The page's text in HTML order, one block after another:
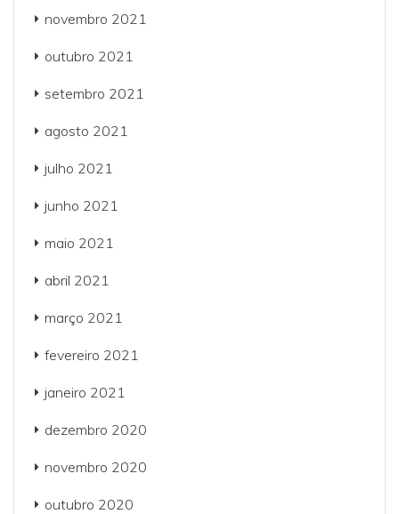
novembro 2021
outubro 2021
setembro 2021
agosto 2021
julho 2021
junho 2021
maio 2021
abril 2021
março 2021
fevereiro 2021
janeiro 2021
dezembro 2020
novembro 2020
outubro 2020